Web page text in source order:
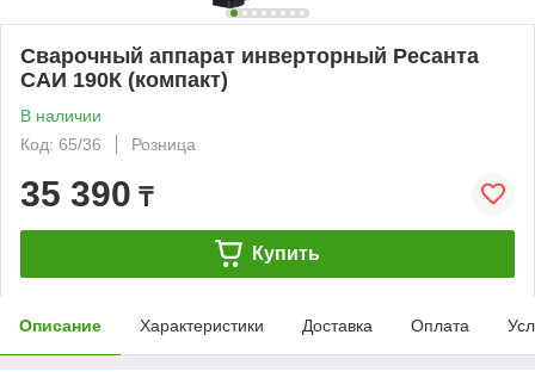
Сварочный аппарат инверторный Ресанта
САИ 190К (компакт)
В наличии
Код: 65/36
Розница
35 390 ₸
Купить
Описание Характеристики Доставка Оплата